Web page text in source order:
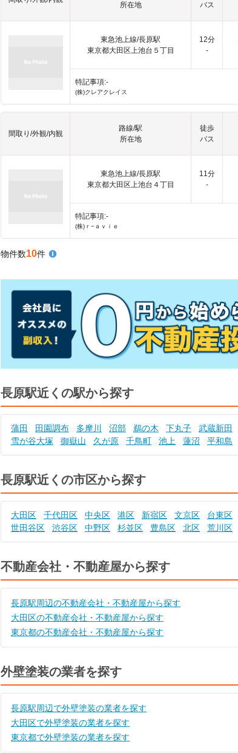
所在地
バス
東急池上線/長原駅
東京都大田区上池台５丁目
12分
-
特記事項:-
(株)クレアクレイス
間取り/外観/内観
路線/駅
所在地
徒歩
バス
東急池上線/長原駅
東京都大田区上池台４丁目
11分
-
特記事項:-
(株)ｒ−ａｖｉｅ
物件数10件
長原駅近くの駅から探す
蒲田 田園調布 多摩川 沼部 鵜の木 下丸子 武蔵新田
雪が谷大塚
御嶽山 久が原 千鳥町 池上 蓮沼 平和島
長原駅近くの市区から探す
大田区 千代田区 中央区 港区 新宿区 文京区 台東区
世田谷区
渋谷区 中野区 杉並区 豊島区 北区 荒川区
不動産会社・不動産屋から探す
長原駅周辺の不動産会社・不動産屋から探す
大田区の不動産会社・不動産屋から探す
東京都の不動産会社・不動産屋から探す
外壁塗装の業者を探す
長原駅周辺で外壁塗装の業者を探す
大田区で外壁塗装の業者を探す
東京都で外壁塗装の業者を探す